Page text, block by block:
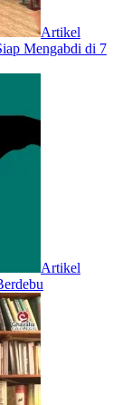
Artikel
Mengabdi di 7
Artikel